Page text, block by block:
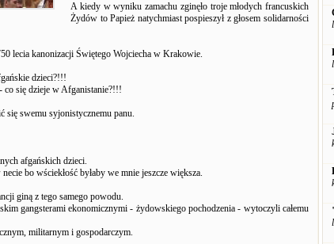
A kiedy w wyniku zamachu zginęło troje młodych francuskich
Żydów to Papież natychmiast pospieszył z głosem solidarności
lecia kanonizacji Świętego Wojciecha w Krakowie.
dzieci?!!!
co się dzieje w Afganistanie?!!!
się swemu syjonistycznemu panu.
afgańskich dzieci.
bo wściekłość byłaby we mnie jeszcze większa.
giną z tego samego powodu.
gangsterami ekonomicznymi - żydowskiego pochodzenia - wytoczyli całemu
militarnym i gospodarczym.